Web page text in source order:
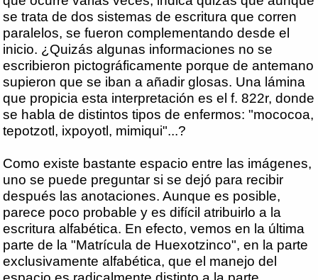
se trata de dos sistemas de escritura que corren
paralelos, se fueron complementando desde el
inicio. ¿Quizás algunas informaciones no se
escribieron pictográficamente porque de antemano
supieron que se iban a añadir glosas. Una lámina
que propicia esta interpretación es el f. 822r, donde
se habla de distintos tipos de enfermos: "mococoa,
tepotzotl, ixpoyotl, mimiqui"...?
Como existe bastante espacio entre las imágenes,
uno se puede preguntar si se dejó para recibir
después las anotaciones. Aunque es posible,
parece poco probable y es difícil atribuirlo a la
escritura alfabética. En efecto, vemos en la última
parte de la "Matrícula de Huexotzinco", en la parte
exclusivamente alfabética, que el manejo del